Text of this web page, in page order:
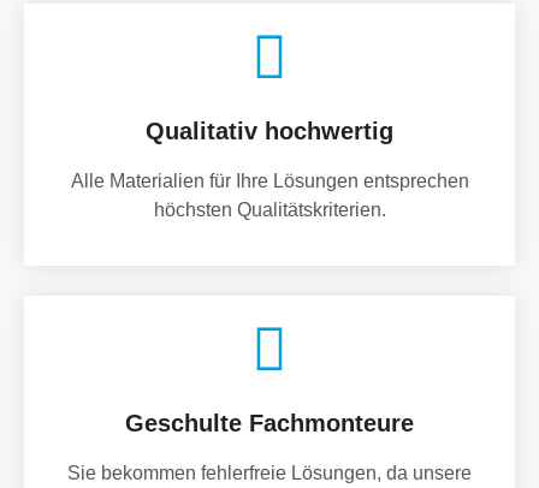
Qualitativ hochwertig
Alle Materialien für Ihre Lösungen entsprechen
höchsten Qualitätskriterien.
Geschulte Fachmonteure
Sie bekommen fehlerfreie Lösungen, da unsere